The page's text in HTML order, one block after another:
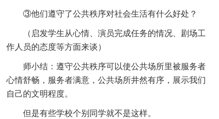
③他们遵守了公共秩序对社会生活有什么好处？
（启发学生从心情、演员完成任务的情况、剧场工
作人员的态度等方面来谈）
师小结：遵守公共秩序可以使公共场所里被服务者
心情舒畅，服务者满意，公共场所井然有序，展示我们
自己的文明程度。
但是有些学校个别同学就不是这样。